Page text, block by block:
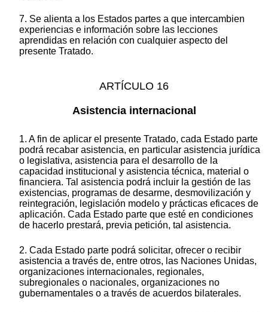
7. Se alienta a los Estados partes a que intercambien
experiencias e información sobre las lecciones
aprendidas en relación con cualquier aspecto del
presente Tratado.
ARTÍCULO 16
Asistencia internacional
1. A fin de aplicar el presente Tratado, cada Estado parte
podrá recabar asistencia, en particular asistencia jurídica
o legislativa, asistencia para el desarrollo de la
capacidad institucional y asistencia técnica, material o
financiera. Tal asistencia podrá incluir la gestión de las
existencias, programas de desarme, desmovilización y
reintegración, legislación modelo y prácticas eficaces de
aplicación. Cada Estado parte que esté en condiciones
de hacerlo prestará, previa petición, tal asistencia.
2. Cada Estado parte podrá solicitar, ofrecer o recibir
asistencia a través de, entre otros, las Naciones Unidas,
organizaciones internacionales, regionales,
subregionales o nacionales, organizaciones no
gubernamentales o a través de acuerdos bilaterales.